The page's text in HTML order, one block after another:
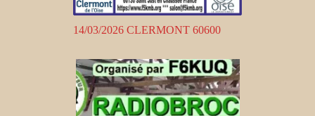
14/03/2026 CLERMONT 60600